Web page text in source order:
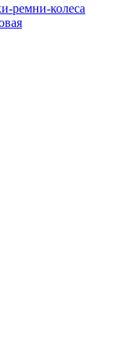
ремни-колеса